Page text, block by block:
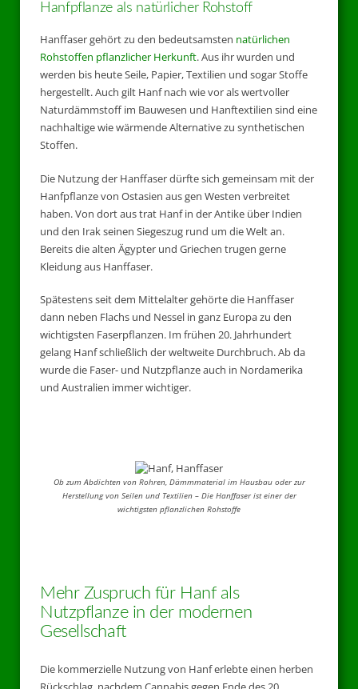
Hanfpflanze als natürlicher Rohstoff
Hanffaser gehört zu den bedeutsamsten natürlichen
Rohstoffen pflanzlicher Herkunft. Aus ihr wurden und
werden bis heute Seile, Papier, Textilien und sogar Stoffe
hergestellt. Auch gilt Hanf nach wie vor als wertvoller
Naturdämmstoff im Bauwesen und Hanftextilien sind eine
nachhaltige wie wärmende Alternative zu synthetischen
Stoffen.
Die Nutzung der Hanffaser dürfte sich gemeinsam mit der
Hanfpflanze von Ostasien aus gen Westen verbreitet
haben. Von dort aus trat Hanf in der Antike über Indien
und den Irak seinen Siegeszug rund um die Welt an.
Bereits die alten Ägypter und Griechen trugen gerne
Kleidung aus Hanffaser.
Spätestens seit dem Mittelalter gehörte die Hanffaser
dann neben Flachs und Nessel in ganz Europa zu den
wichtigsten Faserpflanzen. Im frühen 20. Jahrhundert
gelang Hanf schließlich der weltweite Durchbruch. Ab da
wurde die Faser- und Nutzpflanze auch in Nordamerika
und Australien immer wichtiger.
Ob zum Abdichten von Rohren, Dämmmaterial im Hausbau oder zur
Herstellung von Seilen und Textilien – Die Hanffaser ist einer der
wichtigsten pflanzlichen Rohstoffe
Mehr Zuspruch für Hanf als
Nutzpflanze in der modernen
Gesellschaft
Die kommerzielle Nutzung von Hanf erlebte einen herben